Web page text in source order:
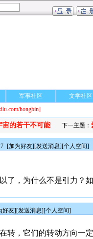
军事社区 文学社区
hongbin]
宙的若干不可能 下一主题：
[加为好友][发送消息][个人空间]
了，为什么不是引力？
好友][发送消息][个人空间]
转，它们的转动方向一